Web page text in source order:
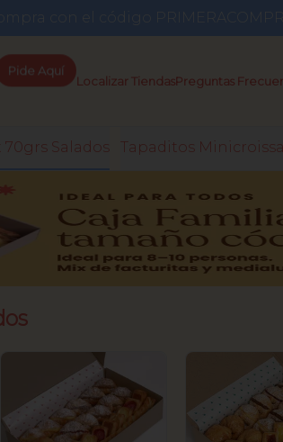
con el código
Pide Aquí Localizar TiendasPreguntas
70grs Salados Tapaditos